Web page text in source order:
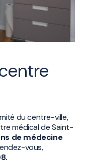
du centre-ville,
médical de Saint-
de médecine
vous,